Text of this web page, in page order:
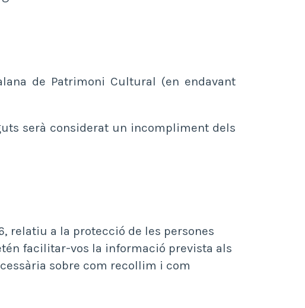
de Patrimoni Cultural (en endavant
serà considerat un incompliment dels
relatiu a la protecció de les persones
facilitar-vos la informació prevista als
sobre com recollim i com